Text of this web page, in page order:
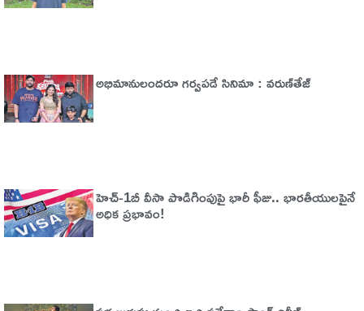
అభిమానులందరూ గర్వపడే సినిమా : వరుణ్‌తేజ్‌
హెచ్‌-1బీ వీసా పొడిగింపుపై భారీ ఫీజు.. భారతీయులపైనే
అధిక ప్రభావం!